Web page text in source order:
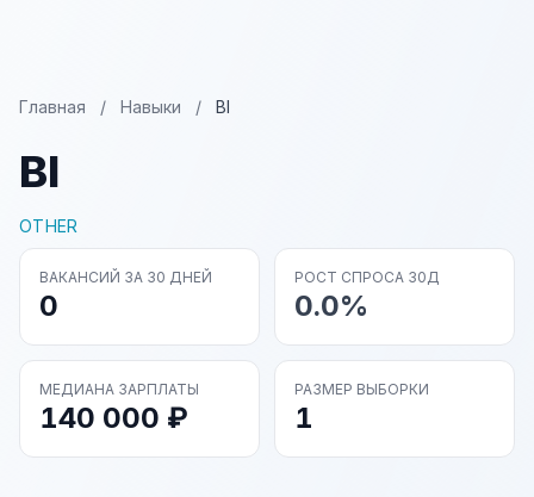
Главная / Навыки / BI
BI
OTHER
ВАКАНСИЙ ЗА 30 ДНЕЙ
0
РОСТ СПРОСА 30Д
0.0%
МЕДИАНА ЗАРПЛАТЫ
140 000 ₽
РАЗМЕР ВЫБОРКИ
1